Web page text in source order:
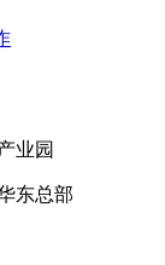
业园
东总部